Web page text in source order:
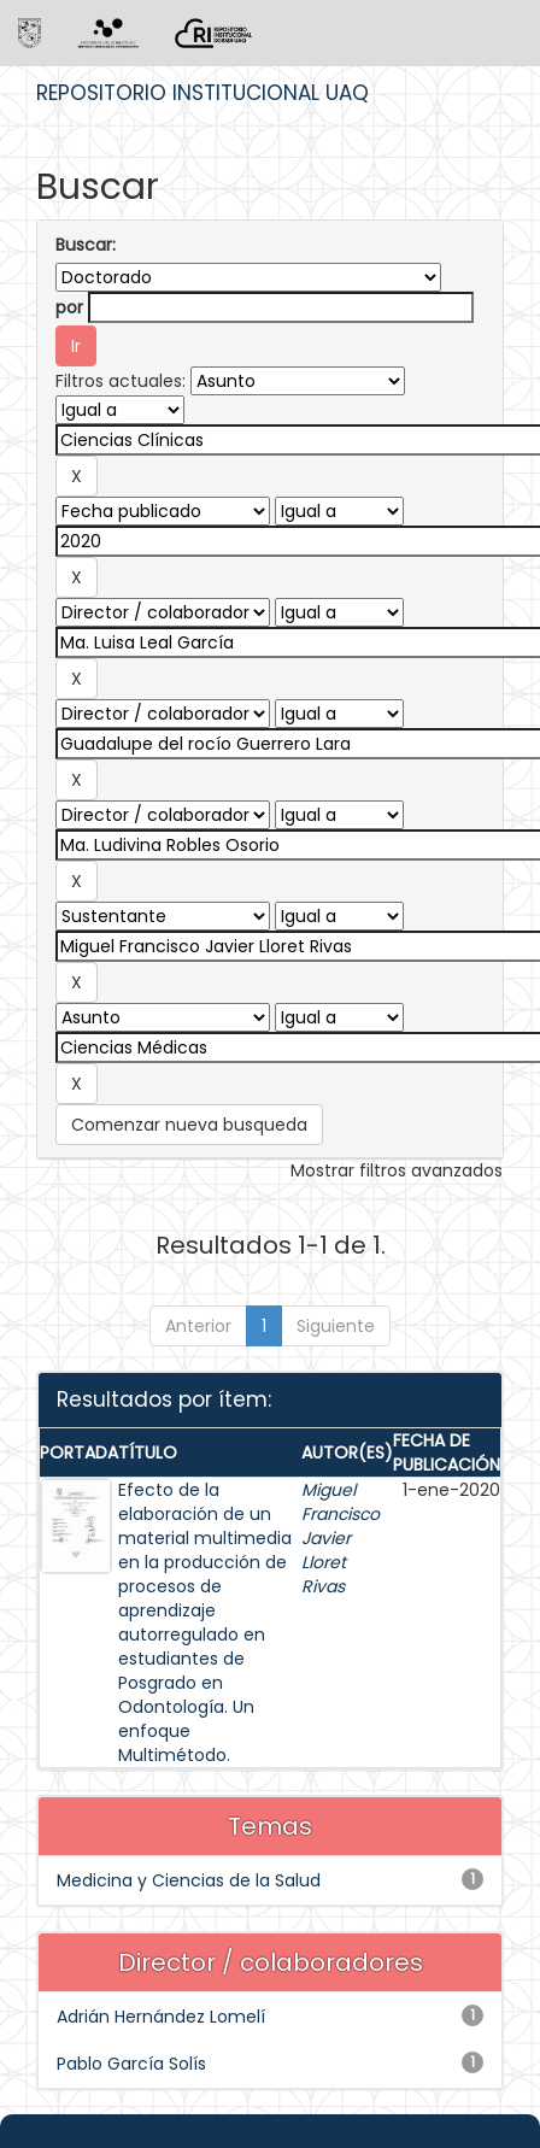
REPOSITORIO INSTITUCIONAL UAQ
Buscar
Buscar:
por
Filtros actuales:
Comenzar nueva busqueda
Mostrar filtros avanzados
Resultados 1-1 de 1.
Anterior 1 Siguiente
Resultados por ítem:
PORTADATÍTULO AUTOR(ES)FECHA DE
PUBLICACIÓN
Efecto de la
elaboración de un
material multimedia
en la producción de
procesos de
aprendizaje
autorregulado en
estudiantes de
Posgrado en
Odontología. Un
enfoque
Multimétodo.
Miguel
Francisco
Javier
Lloret
Rivas
1-ene-2020
Temas
1
Medicina y Ciencias de la Salud
Director / colaboradores
1
Adrián Hernández Lomelí
1
Pablo García Solís